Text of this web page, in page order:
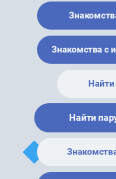
Знакомства с
Найти
Найти